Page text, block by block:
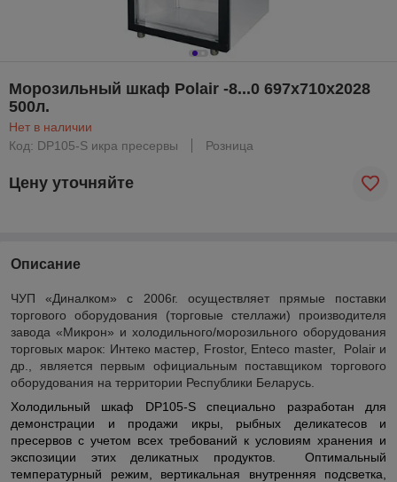
Морозильный шкаф Polair -8...0 697х710х2028
500л.
Нет в наличии
Код: DP105-S икра пресервы
Розница
Цену уточняйте
Описание
ЧУП «Диналком»c 2006г. осуществляет прямые поставки
торгового оборудования (торговые стеллажи) производителя
завода «Микрон» и холодильного/морозильного оборудования
торговых марок: Интеко мастер, Frostor, Enteco master, Polair и
др., является первым официальным поставщиком торгового
оборудования на территории Республики Беларусь.
Холодильный шкаф DP105-S специально разработан для
демонстрации и продажи икры, рыбных деликатесов и
пресервов с учетом всех требований к условиям хранения и
экспозиции этих деликатных продуктов. Оптимальный
температурный режим, вертикальная внутренняя подсветка,